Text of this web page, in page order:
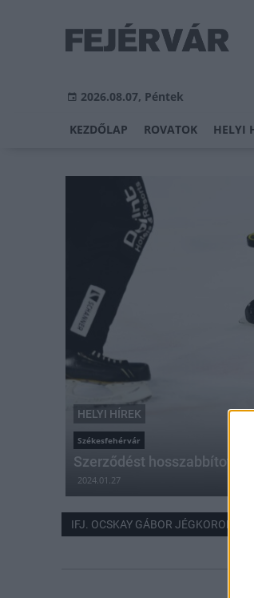
2026.08.07, Péntek
KEZDŐLAP ROVATOK HELYI
HELYI HÍREK
Székesfehérvár
Szerződést hosszabbított a
2024.01.27
IFJ. OCSKAY GÁBOR JÉGKORONG